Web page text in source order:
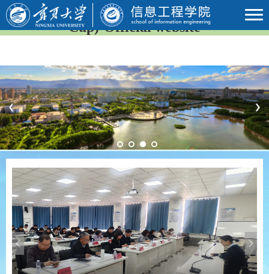
2026年国际足联世界杯(23rd FIFA World
Cup)-Official website
Previous Next
Previous Next